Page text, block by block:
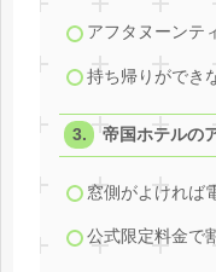
アフタヌーンテ
持ち帰りができ
帝国ホテルの
窓側がよければ
公式限定料金で